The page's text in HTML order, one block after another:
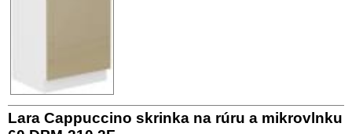
Lara Cappuccino skrinka na rúru a mikrovlnku